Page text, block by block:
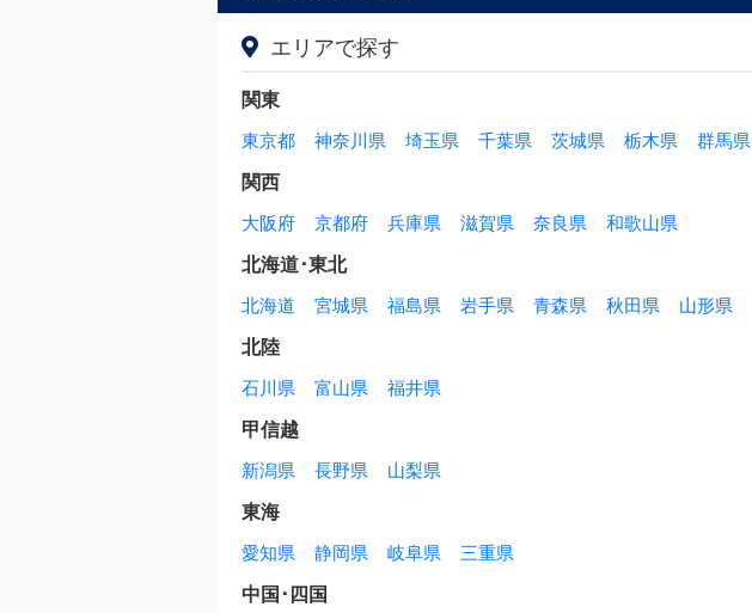
エリアで探す
関東
東京都 神奈川県 埼玉県 千葉県 茨城県 栃木県 群馬県
関西
大阪府 京都府 兵庫県 滋賀県 奈良県 和歌山県
北海道･東北
北海道 宮城県 福島県 岩手県 青森県 秋田県 山形県
北陸
石川県 富山県 福井県
甲信越
新潟県 長野県 山梨県
東海
愛知県 静岡県 岐阜県 三重県
中国･四国